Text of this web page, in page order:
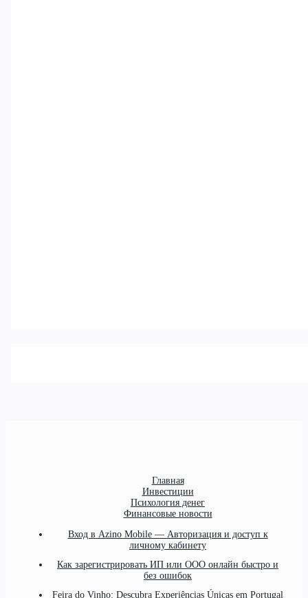
Главная
Инвестиции
Психология денег
Финансовые новости
Вход в Azino Mobile — Авторизация и доступ к
личному кабинету
Как зарегистрировать ИП или ООО онлайн быстро и
без ошибок
Feira do Vinho: Descubra Experiências Únicas em Portugal